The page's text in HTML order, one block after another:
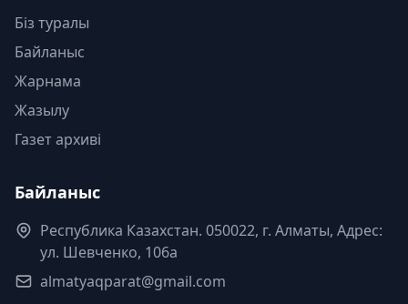
Біз туралы
Байланыс
Жарнама
Жазылу
Газет архиві
Байланыс
Республика Казахстан. 050022, г. Алматы, Адрес:
ул. Шевченко, 106а
almatyaqparat@gmail.com